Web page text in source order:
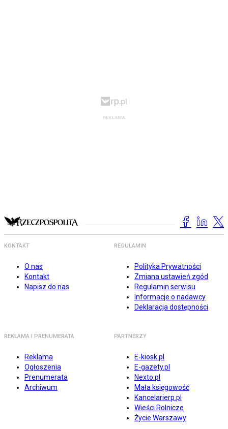
KONTAKT
O nas
Kontakt
Napisz do nas
REGULAMIN
Polityka Prywatności
Zmiana ustawień zgód
Regulamin serwisu
Informacje o nadawcy
Deklaracja dostępności
REKLAMA I PRENUMERATA
Reklama
Ogłoszenia
Prenumerata
Archiwum
PARTNERZY
E-kiosk.pl
E-gazety.pl
Nexto.pl
Mała księgowość
Kancelarierp.pl
Wieści Rolnicze
Życie Warszawy